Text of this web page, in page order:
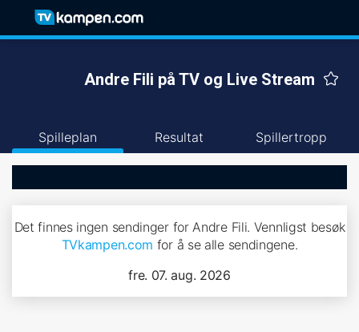
Andre Fili på TV og Live Stream
Spilleplan Resultat Spillertropp
Det finnes ingen sendinger for Andre Fili. Vennligst besøk
TVkampen.com for å se alle sendingene.
fre. 07. aug. 2026